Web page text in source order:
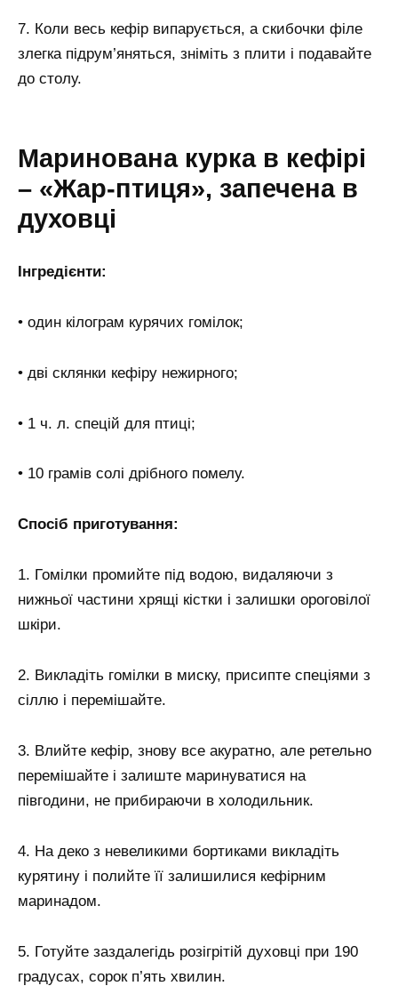
7. Коли весь кефір випарується, а скибочки філе
злегка підрум’яняться, зніміть з плити і подавайте
до столу.
Маринована курка в кефірі
– «Жар-птиця», запечена в
духовці
Інгредієнти:
• один кілограм курячих гомілок;
• дві склянки кефіру нежирного;
• 1 ч. л. спецій для птиці;
• 10 грамів солі дрібного помелу.
Спосіб приготування:
1. Гомілки промийте під водою, видаляючи з
нижньої частини хрящі кістки і залишки ороговілої
шкіри.
2. Викладіть гомілки в миску, присипте спеціями з
сіллю і перемішайте.
3. Влийте кефір, знову все акуратно, але ретельно
перемішайте і залиште маринуватися на
півгодини, не прибираючи в холодильник.
4. На деко з невеликими бортиками викладіть
курятину і полийте її залишилися кефірним
маринадом.
5. Готуйте заздалегідь розігрітій духовці при 190
градусах, сорок п’ять хвилин.